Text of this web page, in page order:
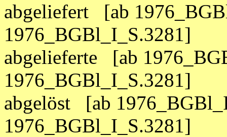
abgeliefert [ab
1976_BGBl_I_S.3281]
abgelieferte [ab
1976_BGBl_I_S.3281]
abgelöst [ab
1976_BGBl_I_S.3281]